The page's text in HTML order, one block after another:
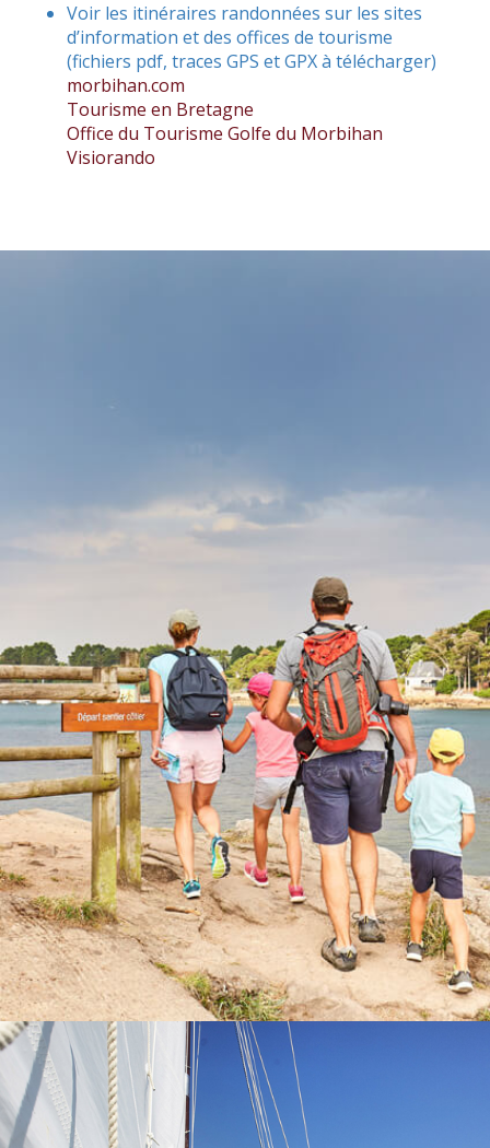
Voir les itinéraires randonnées sur les sites
d’information et des offices de tourisme
(fichiers pdf, traces GPS et GPX à télécharger)
morbihan.com
Tourisme en Bretagne
Office du Tourisme Golfe du Morbihan
Visiorando